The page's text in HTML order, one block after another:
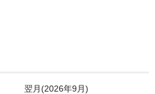
翌月(2026年9月)